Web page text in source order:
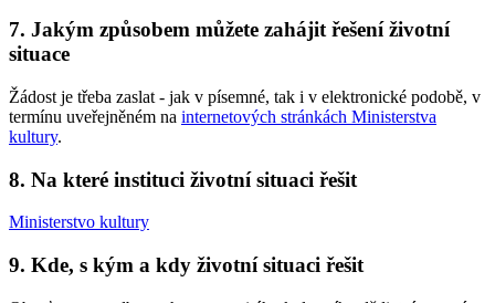
7. Jakým způsobem můžete zahájit řešení životní
situace
Žádost je třeba zaslat - jak v písemné, tak i v elektronické podobě, v
termínu uveřejněném na internetových stránkách Ministerstva
kultury.
8. Na které instituci životní situaci řešit
Ministerstvo kultury
9. Kde, s kým a kdy životní situaci řešit